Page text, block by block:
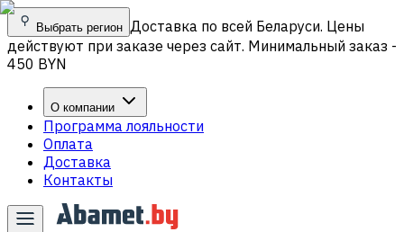
Выбрать регион Доставка по всей Беларуси. Цены
действуют при заказе через сайт. Минимальный заказ -
450 BYN
О компании
Программа лояльности
Оплата
Доставка
Контакты